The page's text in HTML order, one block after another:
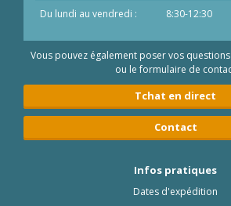
Du lundi au vendredi :
8:30-12:30
Vous pouvez également poser vos
ou le formulaire de
Tchat en direct
Contact
Infos pratiques
Dates d'expédition